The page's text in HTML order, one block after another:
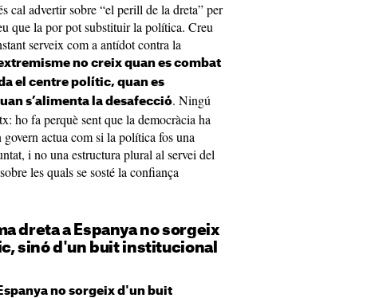
cal advertir sobre “el perill de la dreta” per
que la por pot substituir la política. Creu
serveix com a antídot contra la
no creix quan es combat
el centre polític, quan es
s’alimenta la desafecció. Ningú
ho fa perquè sent que la democràcia ha
actua com si la política fos una
i no una estructura plural al servei del
les quals se sosté la confiança
dreta a Espanya no sorgeix
sinó d'un buit institucional
no sorgeix d'un buit